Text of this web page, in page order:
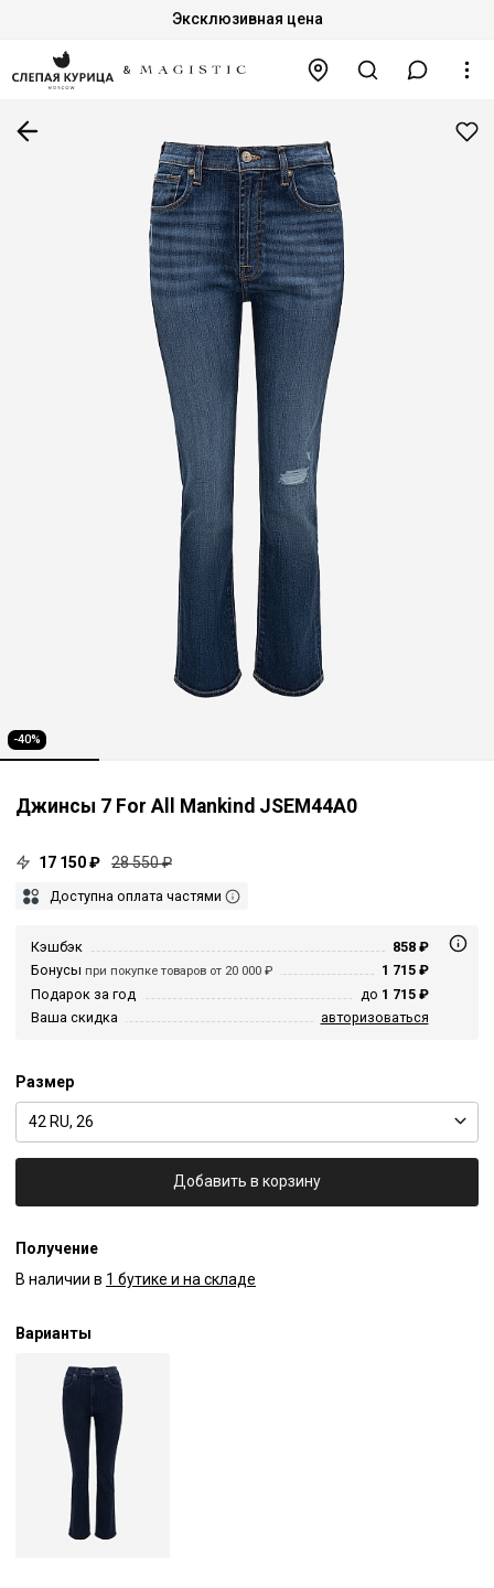
Эксклюзивная цена
-40%
Джинсы 7 For All Mankind JSEM44A0
17 150 ₽ 28 550 ₽
Доступна оплата частями
Кэшбэк
858 ₽
Бонусы при покупке товаров от 20 000 ₽
1 715 ₽
Подарок за год
до 1 715 ₽
Ваша скидка
авторизоваться
Размер
42 RU, 26
Добавить в корзину
Получение
В наличии в 1 бутике и на складе
Варианты